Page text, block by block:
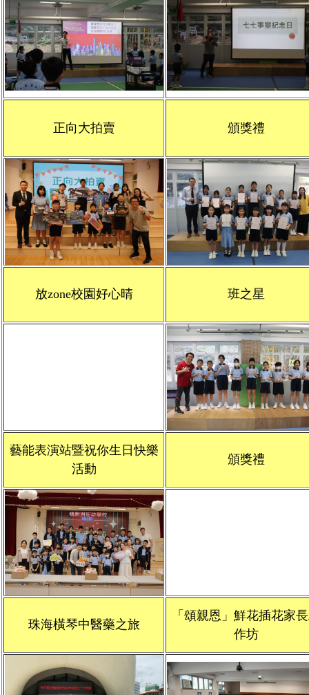
正向大拍賣 頒獎禮
放zone校園好心晴 班之星
藝能表演站暨祝你生日快樂
活動
頒獎禮
珠海橫琴中醫藥之旅
「頌親恩」鮮花插花家
作坊